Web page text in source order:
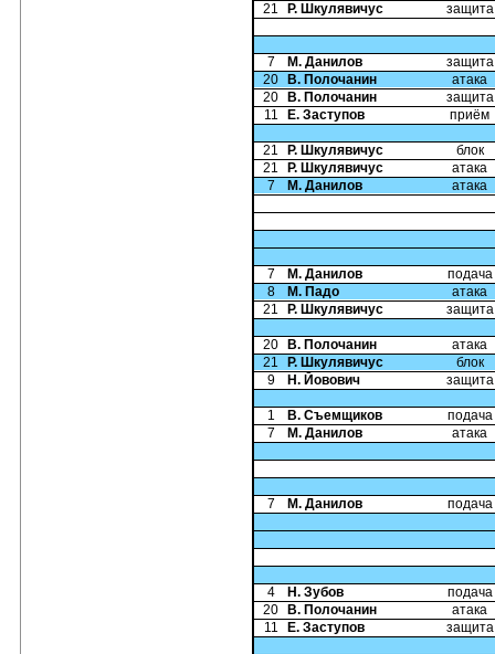
21 Р. Шкулявичус защита
7 М. Данилов
защита
20
В. Полочанин
атака
20
В. Полочанин
защита
11
Е. Заступов приём
21 Р. Шкулявичус
блок
21
Р. Шкулявичус
атака
7
М. Данилов атака
7 М. Данилов
подача
8
М. Падо
атака
21
Р. Шкулявичус защита
20 В. Полочанин
атака
21
Р. Шкулявичус
блок
9
Н. Йовович защита
1 В. Съемщиков
подача
7
М. Данилов атака
7 М. Данилов подача
4 Н. Зубов
подача
20
В. Полочанин
атака
11
Е. Заступов защита